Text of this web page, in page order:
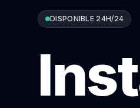
DISPONIBLE 24H/24